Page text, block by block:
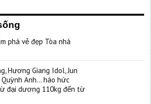
phá vẻ đẹp Tòa nhà
Hương Giang Idol, Jun
Quỳnh Anh… háo hức
đại dương 110kg đến từ